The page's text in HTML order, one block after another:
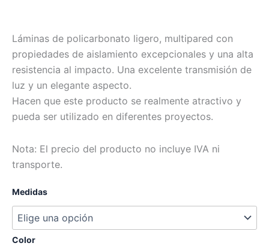
Láminas de policarbonato ligero, multipared con
propiedades de aislamiento excepcionales y una alta
resistencia al impacto. Una excelente transmisión de
luz y un elegante aspecto.
Hacen que este producto se realmente atractivo y
pueda ser utilizado en diferentes proyectos.
Nota: El precio del producto no incluye IVA ni
transporte.
Medidas
Color